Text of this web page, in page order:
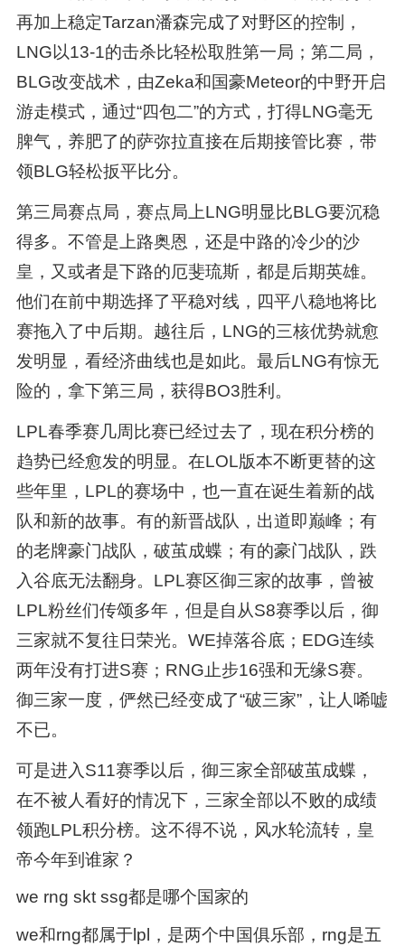
再加上稳定Tarzan潘森完成了对野区的控制，
LNG以13-1的击杀比轻松取胜第一局；第二局，
BLG改变战术，由Zeka和国豪Meteor的中野开启
游走模式，通过“四包二”的方式，打得LNG毫无
脾气，养肥了的萨弥拉直接在后期接管比赛，带
领BLG轻松扳平比分。
第三局赛点局，赛点局上LNG明显比BLG要沉稳
得多。不管是上路奥恩，还是中路的冷少的沙
皇，又或者是下路的厄斐琉斯，都是后期英雄。
他们在前中期选择了平稳对线，四平八稳地将比
赛拖入了中后期。越往后，LNG的三核优势就愈
发明显，看经济曲线也是如此。最后LNG有惊无
险的，拿下第三局，获得BO3胜利。
LPL春季赛几周比赛已经过去了，现在积分榜的
趋势已经愈发的明显。在LOL版本不断更替的这
些年里，LPL的赛场中，也一直在诞生着新的战
队和新的故事。有的新晋战队，出道即巅峰；有
的老牌豪门战队，破茧成蝶；有的豪门战队，跌
入谷底无法翻身。LPL赛区御三家的故事，曾被
LPL粉丝们传颂多年，但是自从S8赛季以后，御
三家就不复往日荣光。WE掉落谷底；EDG连续
两年没有打进S赛；RNG止步16强和无缘S赛。
御三家一度，俨然已经变成了“破三家”，让人唏嘘
不已。
可是进入S11赛季以后，御三家全部破茧成蝶，
在不被人看好的情况下，三家全部以不败的成绩
领跑LPL积分榜。这不得不说，风水轮流转，皇
帝今年到谁家？
we rng skt ssg都是哪个国家的
we和rng都属于lpl，是两个中国俱乐部，rng是五